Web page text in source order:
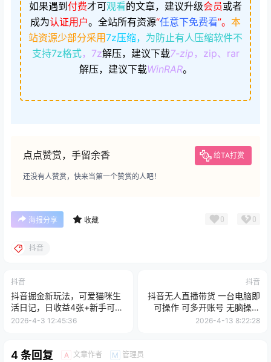
如果遇到 付费才可观看的文章，建议升级会员或者
成为认证用户。 全站所有资源“任意下免费看”。 本
站资源少部分采用7z压缩， 为防止有人压缩软件不
支持7z格式，7z解压，建议下载7-zip ，zip、rar
解压，建议下载WinRAR。
点点赞赏，手留余香 给TA打赏
还没有人赞赏，快来当第一个赞赏的人吧！
海报分享 收藏 0 0
抖音
抖音
抖音掘金新玩法，可爱猫咪生
活日记，日收益4张+新手可
做，涨粉快流量稳，可一稿多
2026-4-3 12:45:36
抖音
抖音无人直播带货 一台电脑即
可操作 可多开账号 无脑操作
全程陪跑 新手小白轻松 日入
2026-4-13 8:22:28
4 条回复 A 文章作者 M 管理员